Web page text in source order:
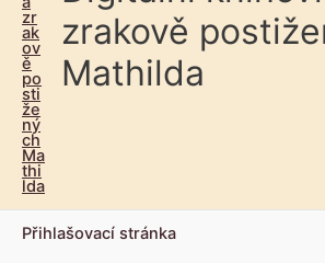
zrakově
Mathilda
Přihlašovací stránka